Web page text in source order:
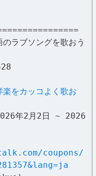
ラブソングを歌おう
楽をカッコよく歌お
年2月2日 ~ 2026
coupons/